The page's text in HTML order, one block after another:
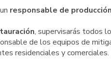
responsable de
, supervisarás todos
de los equipos de
residenciales y